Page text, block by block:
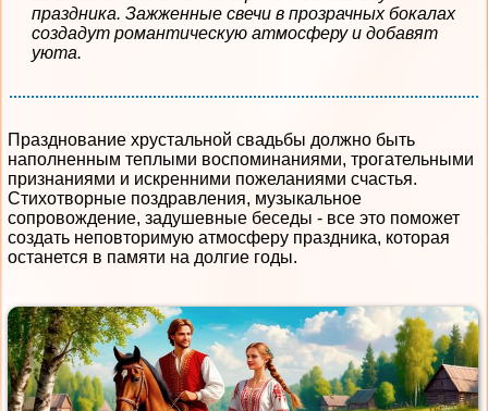
праздника. Зажженные свечи в прозрачных бокалах
создадут романтическую атмосферу и добавят
уюта.
Празднование хрустальной свадьбы должно быть
наполненным теплыми воспоминаниями, трогательными
признаниями и искренними пожеланиями счастья.
Стихотворные поздравления, музыкальное
сопровождение, задушевные беседы - все это поможет
создать неповторимую атмосферу праздника, которая
останется в памяти на долгие годы.